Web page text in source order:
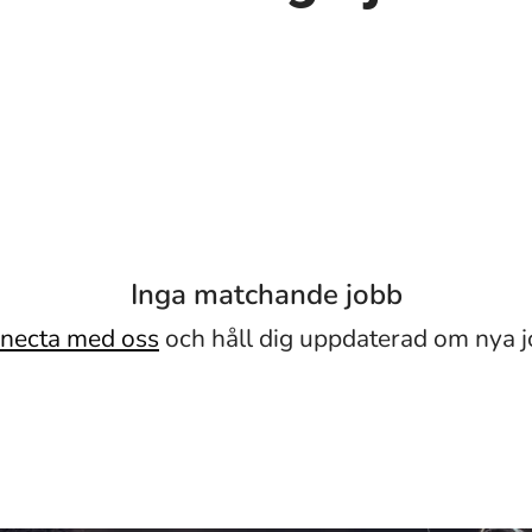
Inga matchande jobb
med oss och håll dig uppdaterad om nya